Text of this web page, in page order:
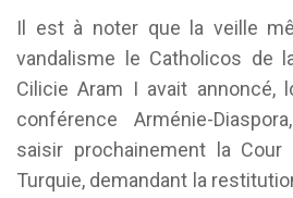
Il est à noter que la veille
vandalisme le Catholicos de
Cilicie Aram I avait annoncé,
conférence Arménie-
saisir prochainement la Cour
Turquie, demandant la